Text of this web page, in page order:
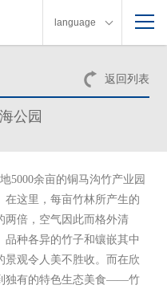
language
返回列表
公园
5000余亩的铜马沟竹产业园
在这里，每亩竹林所产生的
两倍，空气因此而格外清
品种各异的竹子和镶嵌其中
景观令人美不胜收。而在欣
独有的特色生态美食——竹